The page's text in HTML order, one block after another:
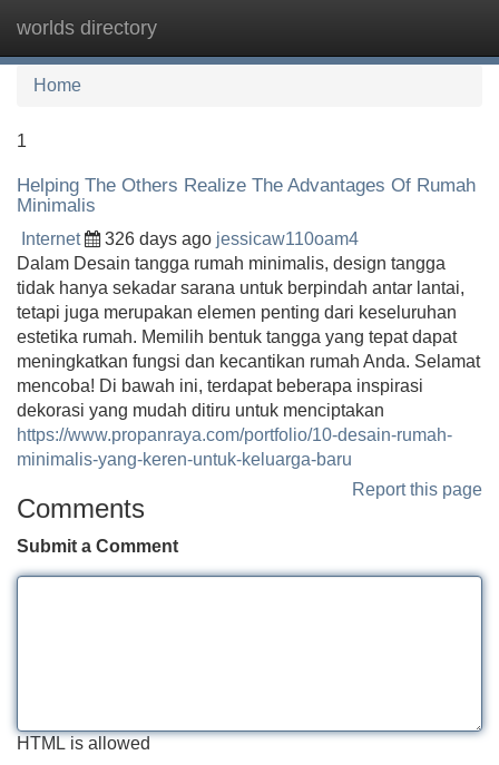
worlds directory
Home
1
Helping The Others Realize The Advantages Of Rumah
Minimalis
Internet 326 days ago jessicaw110oam4
Dalam Desain tangga rumah minimalis, design tangga
tidak hanya sekadar sarana untuk berpindah antar lantai,
tetapi juga merupakan elemen penting dari keseluruhan
estetika rumah. Memilih bentuk tangga yang tepat dapat
meningkatkan fungsi dan kecantikan rumah Anda. Selamat
mencoba! Di bawah ini, terdapat beberapa inspirasi
dekorasi yang mudah ditiru untuk menciptakan
https://www.propanraya.com/portfolio/10-desain-rumah-
minimalis-yang-keren-untuk-keluarga-baru
Report this page
Comments
Submit a Comment
HTML is allowed